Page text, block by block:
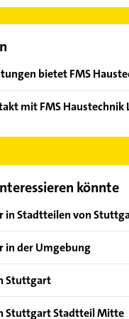
bietet FMS
mit FMS
könnte
in Stadtteilen von
in der Umgebung
Stuttgart
Stuttgart Stadtteil Mitte